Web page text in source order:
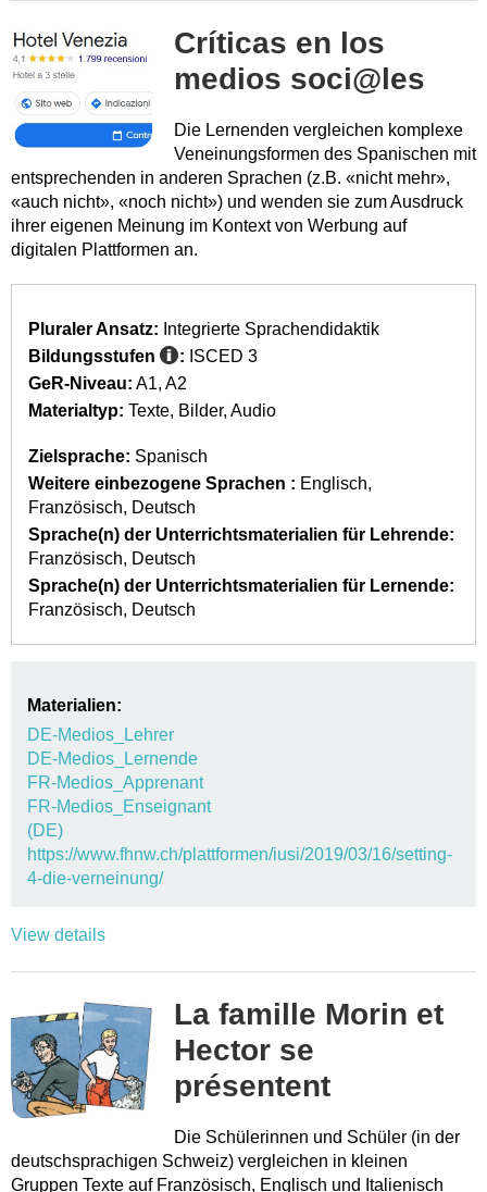
Críticas en los
medios soci@les
Die Lernenden vergleichen komplexe
Veneinungsformen des Spanischen mit
entsprechenden in anderen Sprachen (z.B. «nicht mehr»,
«auch nicht», «noch nicht») und wenden sie zum Ausdruck
ihrer eigenen Meinung im Kontext von Werbung auf
digitalen Plattformen an.
Pluraler Ansatz: Integrierte Sprachendidaktik
Bildungsstufen
: ISCED 3
GeR-Niveau: A1 A2
Materialtyp: Texte Bilder Audio
Zielsprache: Spanisch
Weitere einbezogene Sprachen : Englisch
Französisch
Deutsch
Sprache(n) der Unterrichtsmaterialien für Lehrende:
Französisch
Deutsch
Sprache(n) der Unterrichtsmaterialien für Lernende:
Französisch
Deutsch
Materialien:
DE-Medios_Lehrer
DE-Medios_Lernende
FR-Medios_Apprenant
FR-Medios_Enseignant
(DE)
https://www.fhnw.ch/plattformen/iusi/2019/03/16/setting-
4-die-verneinung/
View details
La famille Morin et
Hector se
présentent
Die Schülerinnen und Schüler (in der
deutschsprachigen Schweiz) vergleichen in kleinen
Gruppen Texte auf Französisch, Englisch und Italienisch